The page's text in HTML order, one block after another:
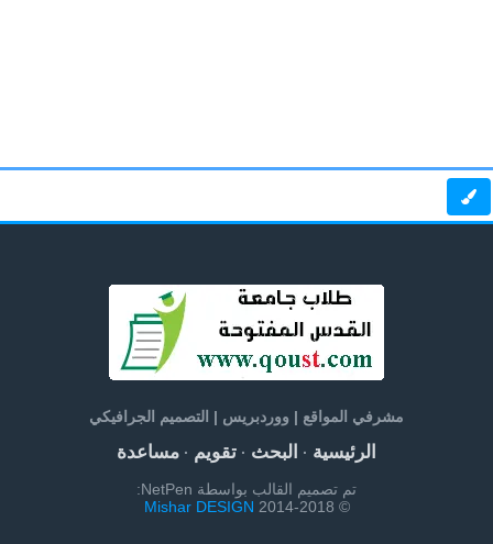
مشرفي المواقع | ووردبريس | التصميم الجرافيكي
الرئيسية· البحث· تقويم· مساعدة
تم تصميم القالب بواسطة NetPen:
© 2014-2018
Mishar DESIGN